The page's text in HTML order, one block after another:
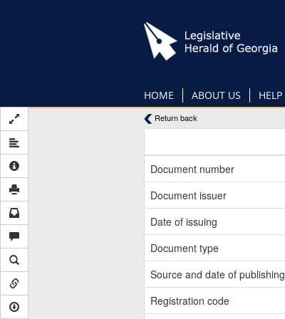
HOME ABOUT US HELP
Return back
Document number
Document issuer
Date of issuing
Document type
Source and date of publishing
Registration code